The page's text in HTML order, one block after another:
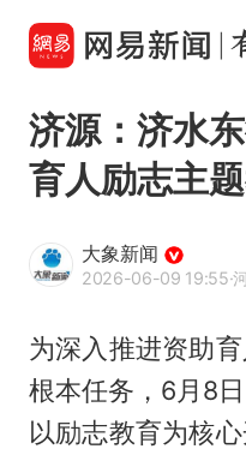
济源：济水
育人励志主
大象新闻
2026-06-09 19:55·
为深入推进资助
根本任务，6月8
以励志教育为核